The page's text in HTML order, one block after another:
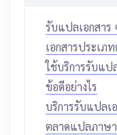
รับแปลเอกสาร
เอกสารประเ
ใช้บริการรับแป
ข้อดีอย่างไร
บริการรับแปลเ
ตลาดแปลภาษา